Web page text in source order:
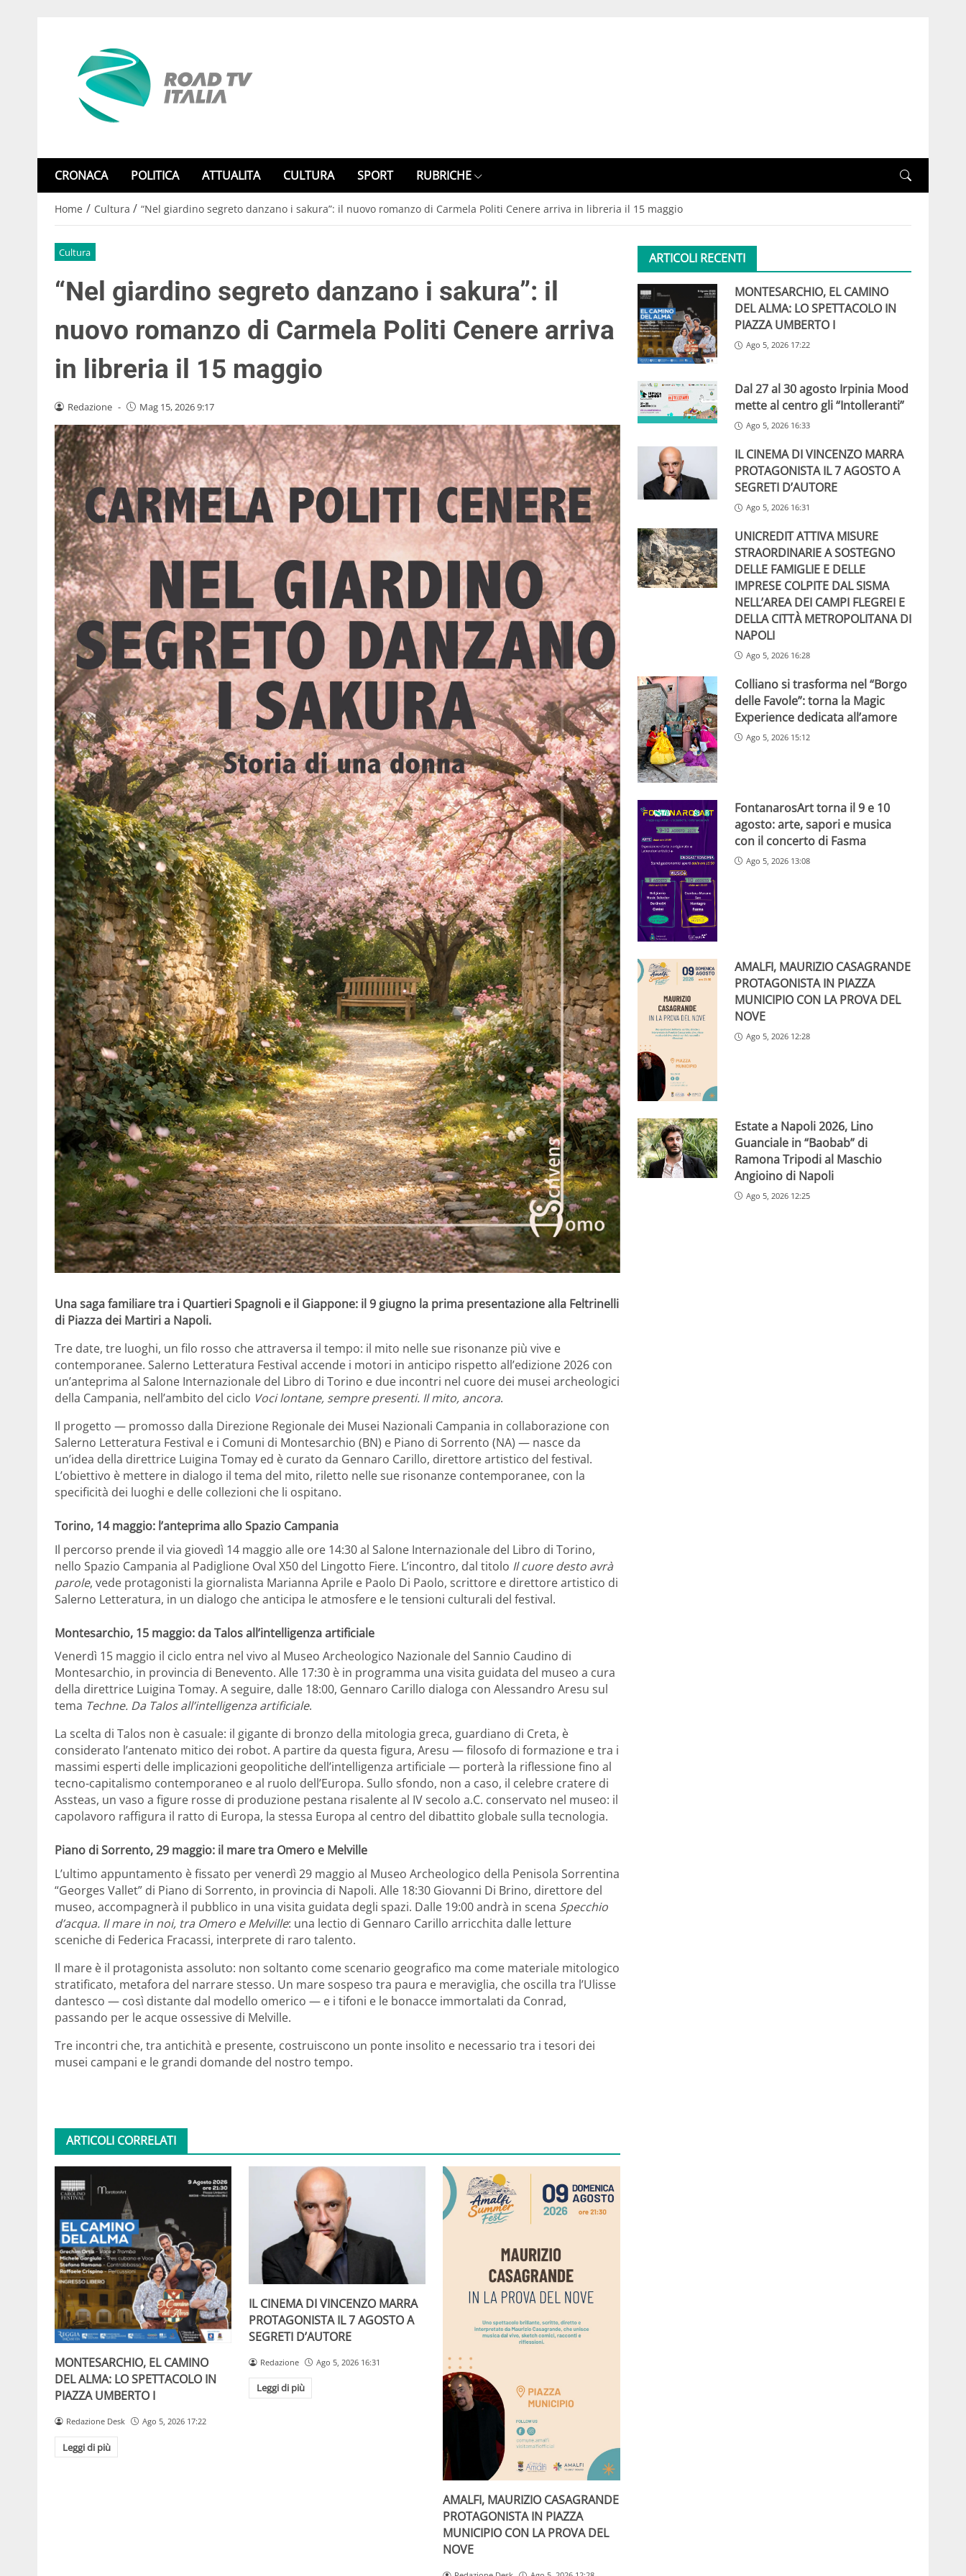
CRONACA POLITICA ATTUALITA CULTURA SPORT RUBRICHE
Home / Cultura / “Nel giardino segreto danzano i sakura”: il nuovo romanzo di Carmela Politi Cenere arriva in libreria il 15 maggio
Cultura
“Nel giardino segreto danzano i sakura”: il
nuovo romanzo di Carmela Politi Cenere arriva
in libreria il 15 maggio
Redazione - Mag 15, 2026 9:17
Una saga familiare tra i Quartieri Spagnoli e il Giappone: il 9 giugno la prima presentazione alla Feltrinelli
di Piazza dei Martiri a Napoli.
Tre date, tre luoghi, un filo rosso che attraversa il tempo: il mito nelle sue risonanze più vive e
contemporanee. Salerno Letteratura Festival accende i motori in anticipo rispetto all’edizione 2026 con
un’anteprima al Salone Internazionale del Libro di Torino e due incontri nel cuore dei musei archeologici
della Campania, nell’ambito del ciclo Voci lontane, sempre presenti. Il mito, ancora.
Il progetto — promosso dalla Direzione Regionale dei Musei Nazionali Campania in collaborazione con
Salerno Letteratura Festival e i Comuni di Montesarchio (BN) e Piano di Sorrento (NA) — nasce da
un’idea della direttrice Luigina Tomay ed è curato da Gennaro Carillo, direttore artistico del festival.
L’obiettivo è mettere in dialogo il tema del mito, riletto nelle sue risonanze contemporanee, con la
specificità dei luoghi e delle collezioni che li ospitano.
Torino, 14 maggio: l’anteprima allo Spazio Campania
Il percorso prende il via giovedì 14 maggio alle ore 14:30 al Salone Internazionale del Libro di Torino,
nello Spazio Campania al Padiglione Oval X50 del Lingotto Fiere. L’incontro, dal titolo Il cuore desto avrà
parole, vede protagonisti la giornalista Marianna Aprile e Paolo Di Paolo, scrittore e direttore artistico di
Salerno Letteratura, in un dialogo che anticipa le atmosfere e le tensioni culturali del festival.
Montesarchio, 15 maggio: da Talos all’intelligenza artificiale
Venerdì 15 maggio il ciclo entra nel vivo al Museo Archeologico Nazionale del Sannio Caudino di
Montesarchio, in provincia di Benevento. Alle 17:30 è in programma una visita guidata del museo a cura
della direttrice Luigina Tomay. A seguire, dalle 18:00, Gennaro Carillo dialoga con Alessandro Aresu sul
tema Techne. Da Talos all’intelligenza artificiale.
La scelta di Talos non è casuale: il gigante di bronzo della mitologia greca, guardiano di Creta, è
considerato l’antenato mitico dei robot. A partire da questa figura, Aresu — filosofo di formazione e tra i
massimi esperti delle implicazioni geopolitiche dell’intelligenza artificiale — porterà la riflessione fino al
tecno-capitalismo contemporaneo e al ruolo dell’Europa. Sullo sfondo, non a caso, il celebre cratere di
Assteas, un vaso a figure rosse di produzione pestana risalente al IV secolo a.C. conservato nel museo: il
capolavoro raffigura il ratto di Europa, la stessa Europa al centro del dibattito globale sulla tecnologia.
Piano di Sorrento, 29 maggio: il mare tra Omero e Melville
L’ultimo appuntamento è fissato per venerdì 29 maggio al Museo Archeologico della Penisola Sorrentina
“Georges Vallet” di Piano di Sorrento, in provincia di Napoli. Alle 18:30 Giovanni Di Brino, direttore del
museo, accompagnerà il pubblico in una visita guidata degli spazi. Dalle 19:00 andrà in scena Specchio
d’acqua. Il mare in noi, tra Omero e Melville: una lectio di Gennaro Carillo arricchita dalle letture
sceniche di Federica Fracassi, interprete di raro talento.
Il mare è il protagonista assoluto: non soltanto come scenario geografico ma come materiale mitologico
stratificato, metafora del narrare stesso. Un mare sospeso tra paura e meraviglia, che oscilla tra l’Ulisse
dantesco — così distante dal modello omerico — e i tifoni e le bonacce immortalati da Conrad,
passando per le acque ossessive di Melville.
Tre incontri che, tra antichità e presente, costruiscono un ponte insolito e necessario tra i tesori dei
musei campani e le grandi domande del nostro tempo.
ARTICOLI CORRELATI
MONTESARCHIO, EL CAMINO
DEL ALMA: LO SPETTACOLO IN
PIAZZA UMBERTO I
Redazione Desk Ago 5, 2026 17:22
Leggi di più
IL CINEMA DI VINCENZO MARRA
PROTAGONISTA IL 7 AGOSTO A
SEGRETI D’AUTORE
Redazione Ago 5, 2026 16:31
Leggi di più
AMALFI, MAURIZIO CASAGRANDE
PROTAGONISTA IN PIAZZA
MUNICIPIO CON LA PROVA DEL
NOVE
ARTICOLI RECENTI
MONTESARCHIO, EL CAMINO
DEL ALMA: LO SPETTACOLO IN
PIAZZA UMBERTO I
Ago 5, 2026 17:22
Dal 27 al 30 agosto Irpinia Mood
mette al centro gli “Intolleranti”
Ago 5, 2026 16:33
IL CINEMA DI VINCENZO MARRA
PROTAGONISTA IL 7 AGOSTO A
SEGRETI D’AUTORE
Ago 5, 2026 16:31
UNICREDIT ATTIVA MISURE
STRAORDINARIE A SOSTEGNO
DELLE FAMIGLIE E DELLE
IMPRESE COLPITE DAL SISMA
NELL’AREA DEI CAMPI FLEGREI E
DELLA CITTÀ METROPOLITANA DI
NAPOLI
Ago 5, 2026 16:28
Colliano si trasforma nel “Borgo
delle Favole”: torna la Magic
Experience dedicata all’amore
Ago 5, 2026 15:12
FontanarosArt torna il 9 e 10
agosto: arte, sapori e musica
con il concerto di Fasma
Ago 5, 2026 13:08
AMALFI, MAURIZIO CASAGRANDE
PROTAGONISTA IN PIAZZA
MUNICIPIO CON LA PROVA DEL
NOVE
Ago 5, 2026 12:28
Estate a Napoli 2026, Lino
Guanciale in “Baobab” di
Ramona Tripodi al Maschio
Angioino di Napoli
Ago 5, 2026 12:25